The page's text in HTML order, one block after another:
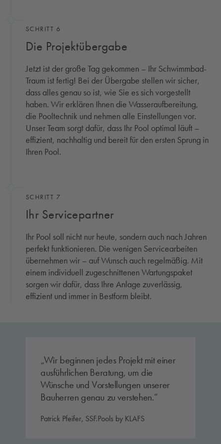
SCHRITT 6
Die Projektübergabe
Jetzt ist der große Tag gekommen – Ihr Schwimmbad-
Traum ist fertig! Bei der Übergabe stellen wir sicher,
dass alles genau so ist, wie Sie es sich vorgestellt
haben. Wir erklären Ihnen die Wasseraufbereitung,
die Pooltechnik und nehmen alle Einstellungen vor.
Unser Team sorgt dafür, dass Ihr Pool optimal läuft –
effizient, nachhaltig und bereit für den ersten Sprung in
Ihren Pool.
SCHRITT 7
Ihr Servicepartner
Ihr Pool soll nicht nur heute, sondern auch nach Jahren
perfekt funktionieren. Die wenigen Servicearbeiten
übernehmen wir – auf Wunsch auch regelmäßig. Mit
einem individuell zugeschnittenen Wartungspaket
sorgen wir dafür, dass Ihre Anlage zuverlässig,
effizient und immer in Bestform bleibt.
Wir beginnen jedes Projekt mit einer
ausführlichen Beratung, um die
Wünsche und Vorstellungen unserer
Bauherren genau zu verstehen.
Patrick Pfeifer, SSF.Pools by KLAFS